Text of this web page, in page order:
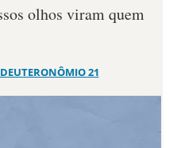
olhos viram quem
DEUTERONÔMIO 21